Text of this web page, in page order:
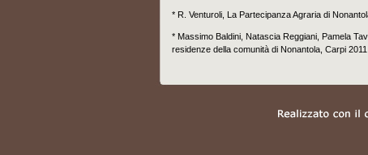
* R. Venturoli, La Partecipanza Agraria di
* Massimo Baldini, Natascia Reggiani, Pamela
residenze della comunità di Nonantola, Carpi